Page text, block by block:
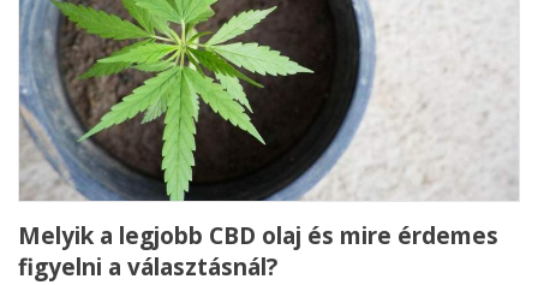
Melyik a legjobb CBD olaj és mire érdemes
figyelni a választásnál?